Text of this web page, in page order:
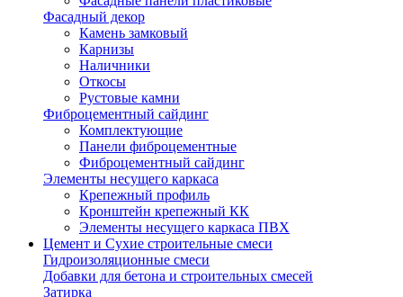
Фасадный декор
Камень замковый
Карнизы
Наличники
Откосы
Рустовые камни
Фиброцементный сайдинг
Комплектующие
Панели фиброцементные
Фиброцементный сайдинг
Элементы несущего каркаса
Крепежный профиль
Кронштейн крепежный КК
Элементы несущего каркаса ПВХ
Цемент и Сухие строительные смеси
Гидроизоляционные смеси
Добавки для бетона и строительных смесей
Затирка